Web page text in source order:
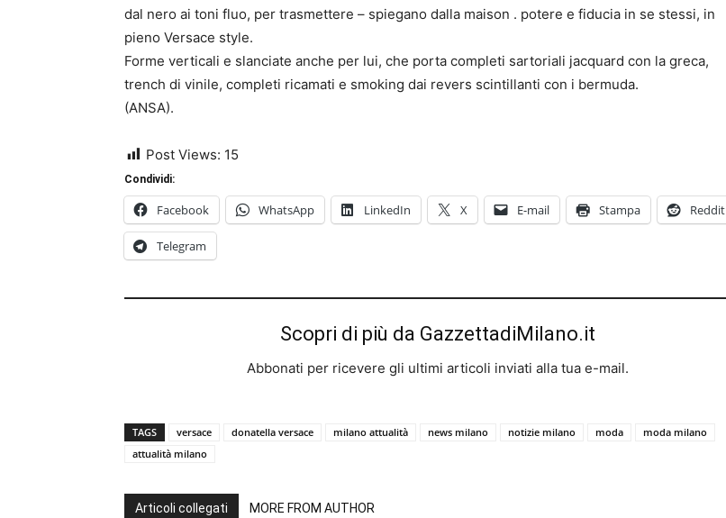
dal nero ai toni fluo, per trasmettere – spiegano dalla maison . potere e fiducia in se stessi, in
pieno Versace style.
Forme verticali e slanciate anche per lui, che porta completi sartoriali jacquard con la greca,
trench di vinile, completi ricamati e smoking dai revers scintillanti con i bermuda.
(ANSA).
Post Views: 15
Condividi:
Facebook WhatsApp LinkedIn X E-mail Stampa Reddit
Telegram
Scopri di più da GazzettadiMilano.it
Abbonati per ricevere gli ultimi articoli inviati alla tua e-mail.
TAGS versace donatella versace milano attualità news milano notizie milano moda
moda milano
attualità milano
Articoli collegati MORE FROM AUTHOR